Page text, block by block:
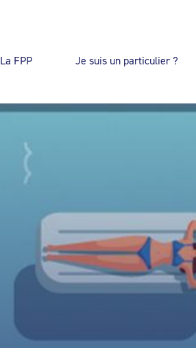
La FPP Je suis un particulier ?